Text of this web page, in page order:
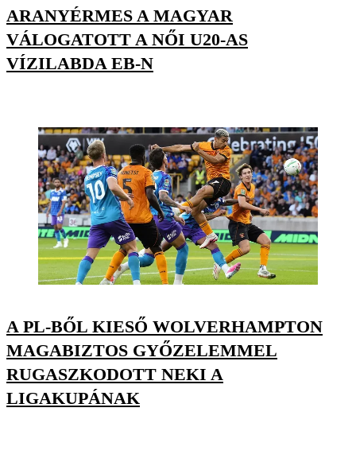
ARANYÉRMES A MAGYAR
VÁLOGATOTT A NŐI U20-AS
VÍZILABDA EB-N
A PL-BŐL KIESŐ WOLVERHAMPTON
MAGABIZTOS GYŐZELEMMEL
RUGASZKODOTT NEKI A
LIGAKUPÁNAK